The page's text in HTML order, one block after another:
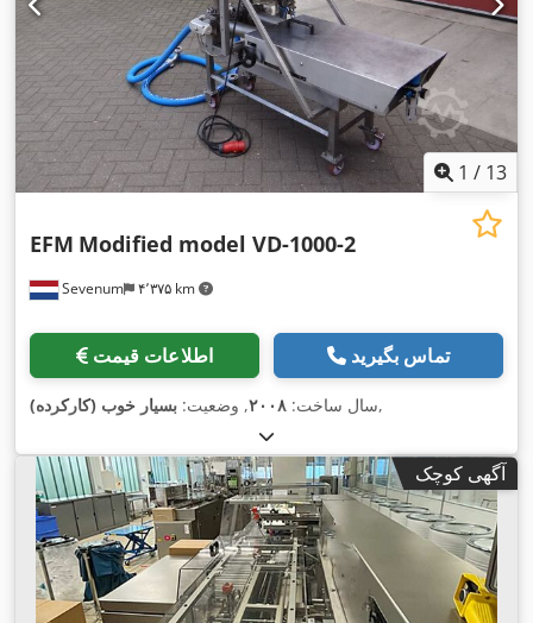
1 / 13
Sevenum ۴٬۳۷۵ km
EFM Modified model VD-1000-2
اطلاعات قیمت تماس بگیرید
سال ساخت: ۲۰۰۸, وضعیت: بسیار خوب (کارکرده) ,
آگهی کوچک